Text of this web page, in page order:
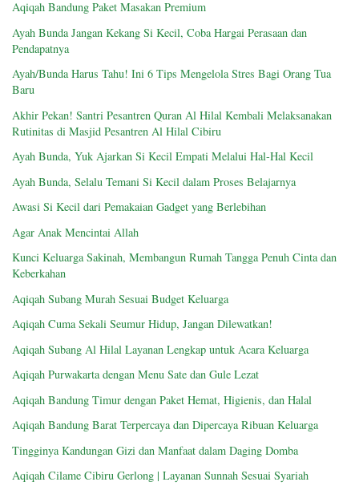
Aqiqah Bandung Paket Masakan Premium
Ayah Bunda Jangan Kekang Si Kecil, Coba Hargai Perasaan dan
Pendapatnya
Ayah/Bunda Harus Tahu! Ini 6 Tips Mengelola Stres Bagi Orang Tua
Baru
Akhir Pekan! Santri Pesantren Quran Al Hilal Kembali Melaksanakan
Rutinitas di Masjid Pesantren Al Hilal Cibiru
Ayah Bunda, Yuk Ajarkan Si Kecil Empati Melalui Hal-Hal Kecil
Ayah Bunda, Selalu Temani Si Kecil dalam Proses Belajarnya
Awasi Si Kecil dari Pemakaian Gadget yang Berlebihan
Agar Anak Mencintai Allah
Kunci Keluarga Sakinah, Membangun Rumah Tangga Penuh Cinta dan
Keberkahan
Aqiqah Subang Murah Sesuai Budget Keluarga
Aqiqah Cuma Sekali Seumur Hidup, Jangan Dilewatkan!
Aqiqah Subang Al Hilal Layanan Lengkap untuk Acara Keluarga
Aqiqah Purwakarta dengan Menu Sate dan Gule Lezat
Aqiqah Bandung Timur dengan Paket Hemat, Higienis, dan Halal
Aqiqah Bandung Barat Terpercaya dan Dipercaya Ribuan Keluarga
Tingginya Kandungan Gizi dan Manfaat dalam Daging Domba
Aqiqah Cilame Cibiru Gerlong | Layanan Sunnah Sesuai Syariah